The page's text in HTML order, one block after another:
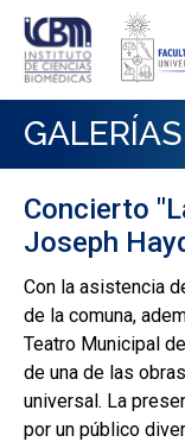
Concierto
Joseph
Con la asistencia
de la comuna,
Teatro Municipal
de una de las
universal. La
por un público